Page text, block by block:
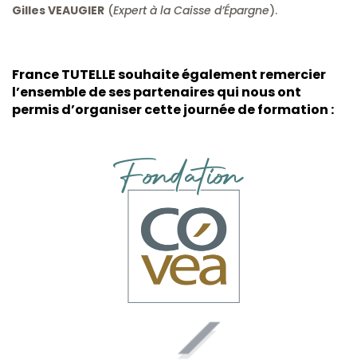
Gilles VEAUGIER (Expert à la Caisse d’Épargne).
France TUTELLE souhaite également remercier
l’ensemble de ses partenaires qui nous ont
permis d’organiser cette journée de formation :